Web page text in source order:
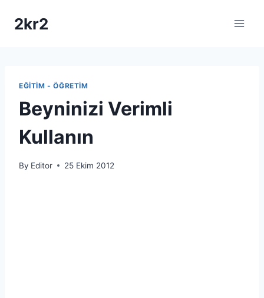
2kr2
EĞITIM - ÖĞRETIM
Beyninizi Verimli
Kullanın
By Editor 25 Ekim 2012